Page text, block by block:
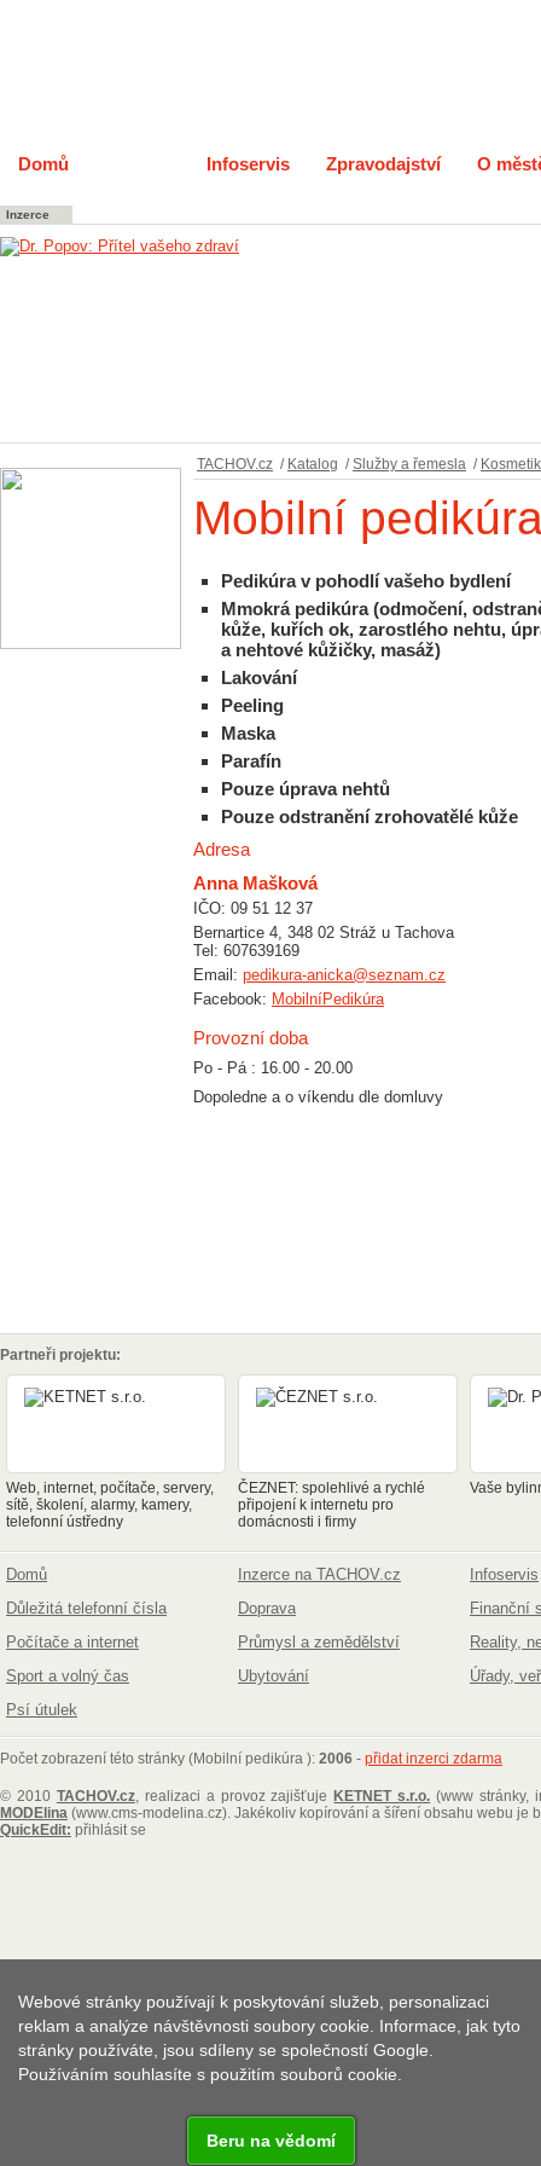
Domů Infoservis Zpravodajství O
Inzerce
TACHOV.cz / Katalog / Služby a řemesla /
Mobilní
Pedikúra v pohodlí vašeho bydlení
Mmokrá pedikúra (odmočení,
kůže, kuřích ok, zarostlého nehtu,
a nehtové kůžičky, masáž)
Lakování
Peeling
Maska
Parafín
Pouze úprava nehtů
Pouze odstranění zrohovatělé kůže
Adresa
Anna Mašková
IČO: 09 51 12 37
Bernartice 4, 348 02 Stráž u Tachova
Tel: 607639169
Email: pedikura-anicka@seznam.cz
Facebook: MobilníPedikúra
Provozní doba
Po - Pá : 16.00 - 20.00
Dopoledne a o víkendu dle domluvy
Partneři projektu:
Web, internet, počítače, servery,
sítě, školení, alarmy, kamery,
telefonní ústředny
ČEZNET: spolehlivé a rychlé
připojení k internetu pro
domácnosti i firmy
Vaše
Domů Inzerce na TACHOV.cz
Infoservis
Důležitá telefonní čísla
Doprava
Finanční
Počítače a internet
Průmysl a zemědělství
Reality,
Sport a volný čas
Ubytování
Úřady,
Psí útulek
Počet zobrazení této stránky (Mobilní pedikúra ): 2006 - přidat inzerci zdarma
© 2010 TACHOV.cz, realizaci a provoz zajišťujeKETNET s.r.o. (www stránky,
MODElina (www.cms-modelina.cz) . Jakékoliv kopírování a šíření obsahu webu je
QuickEdit: přihlásit se
Webové stránky používají k poskytování služeb, personalizaci
reklam a analýze návštěvnosti soubory cookie. Informace, jak tyto
stránky používáte, jsou sdíleny se společností Google.
Používáním souhlasíte s použitím souborů cookie.
Beru na vědomí